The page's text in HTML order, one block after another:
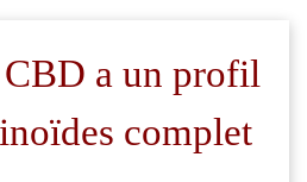
a un profil
complet